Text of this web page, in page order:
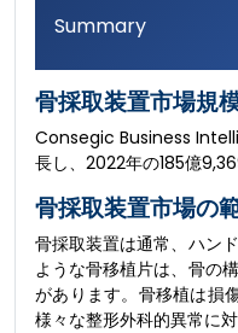
Summary
骨採取装置市場規
Consegic Business
長し、2022年の185億
骨採取装置市場の
骨採取装置は通常、ハン
ような骨移植片は、骨の
があります。骨移植は損
様々な整形外科的異常に